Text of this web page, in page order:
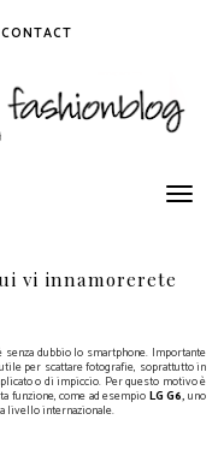
CONTACT
Toggle
navigation
vi innamorerete
dubbio lo smartphone. Importante
per scattare fotografie, soprattutto in
o di impiccio. Per questo motivo è
funzione, come ad esempioLG G6,uno
livello internazionale.